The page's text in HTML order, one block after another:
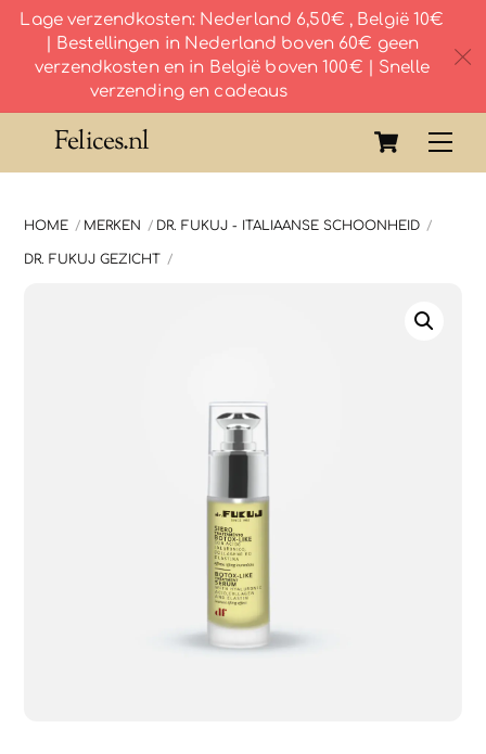
Lage verzendkosten: Nederland 6,50€ , België 10€
| Bestellingen in Nederland boven 60€ geen
verzendkosten en in België boven 100€ | Snelle
verzending en cadeaus
c
Cart
Felices.nl
HOME MERKEN DR. FUKUJ - ITALIAANSE SCHOONHEID
DR. FUKUJ GEZICHT